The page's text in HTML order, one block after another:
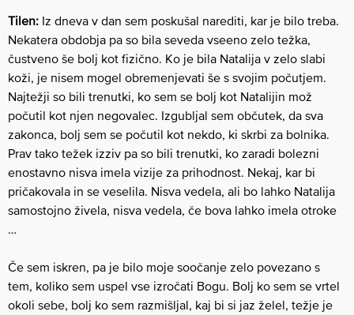
Tilen: Iz dneva v dan sem poskušal narediti, kar je bilo treba.
Nekatera obdobja pa so bila seveda vseeno zelo težka,
čustveno še bolj kot fizično. Ko je bila Natalija v zelo slabi
koži, je nisem mogel obremenjevati še s svojim počutjem.
Najtežji so bili trenutki, ko sem se bolj kot Natalijin mož
počutil kot njen negovalec. Izgubljal sem občutek, da sva
zakonca, bolj sem se počutil kot nekdo, ki skrbi za bolnika.
Prav tako težek izziv pa so bili trenutki, ko zaradi bolezni
enostavno nisva imela vizije za prihodnost. Nekaj, kar bi
pričakovala in se veselila. Nisva vedela, ali bo lahko Natalija
samostojno živela, nisva vedela, če bova lahko imela otroke
…
Če sem iskren, pa je bilo moje soočanje zelo povezano s
tem, koliko sem uspel vse izročati Bogu. Bolj ko sem se vrtel
okoli sebe, bolj ko sem razmišljal, kaj bi si jaz želel, težje je